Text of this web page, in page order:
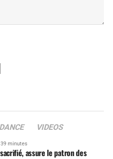
VIDEOS
39 minutes
assure le patron des